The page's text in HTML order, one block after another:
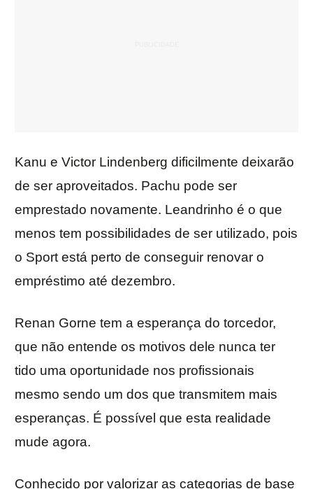
Kanu e Victor Lindenberg dificilmente deixarão
de ser aproveitados. Pachu pode ser
emprestado novamente. Leandrinho é o que
menos tem possibilidades de ser utilizado, pois
o Sport está perto de conseguir renovar o
empréstimo até dezembro.
Renan Gorne tem a esperança do torcedor,
que não entende os motivos dele nunca ter
tido uma oportunidade nos profissionais
mesmo sendo um dos que transmitem mais
esperanças. É possível que esta realidade
mude agora.
Conhecido por valorizar as categorias de base